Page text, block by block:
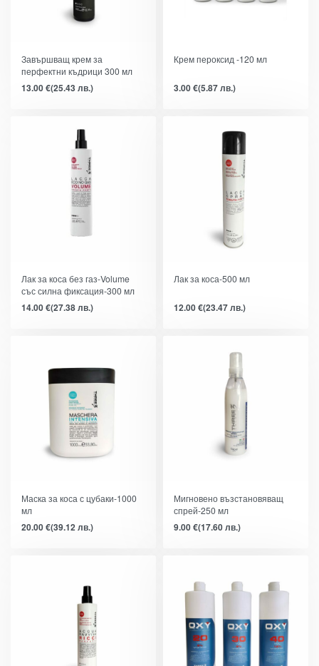
Завършващ крем за
перфектни къдрици 300 мл
13.00€(25.43 лв.)
Крем пероксид -120 мл
3.00€(5.87 лв.)
Лак за коса без газ-Volume
със силна фиксация-300 мл
14.00€(27.38 лв.)
Лак за коса-500 мл
12.00€(23.47 лв.)
Маска за коса с цубаки-1000
мл
20.00€(39.12 лв.)
Мигновено възстановяващ
спрей-250 мл
9.00€(17.60 лв.)